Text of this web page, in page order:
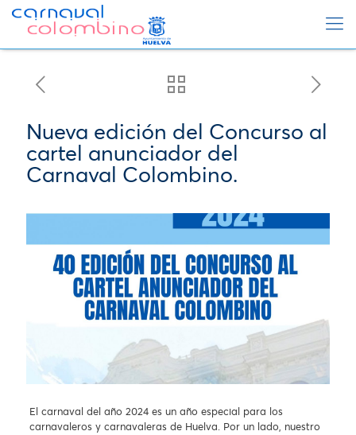
Nueva edición del Concurso al
cartel anunciador del
Carnaval Colombino.
El carnaval del año 2024 es un año especial para los
carnavaleros y carnavaleras de Huelva. Por un lado, nuestro